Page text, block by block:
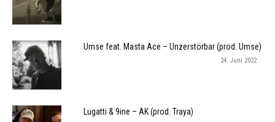
Umse feat. Masta Ace – Unzerstörbar (prod. Umse)
24. Juni 2022
Lugatti & 9ine – AK (prod. Traya)